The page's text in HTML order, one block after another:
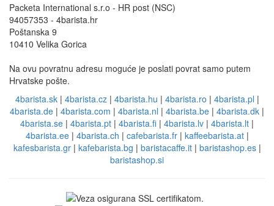
Packeta International s.r.o - HR post (NSC)
94057353 - 4barista.hr
Poštanska 9
10410 Velika Gorica
Na ovu povratnu adresu moguće je poslati povrat samo putem
Hrvatske pošte.
4barista.sk| 4barista.cz| 4barista.hu | 4barista.ro | 4barista.pl |
4barista.de | 4barista.com | 4barista.nl | 4barista.be | 4barista.dk |
4barista.se | 4barista.pt | 4barista.fi | 4barista.lv | 4barista.lt |
4barista.ee| 4barista.ch | cafebarista.fr| kaffeebarista.at|
kafesbarista.gr| kafebarista.bg | baristacaffe.it| baristashop.es|
baristashop.si